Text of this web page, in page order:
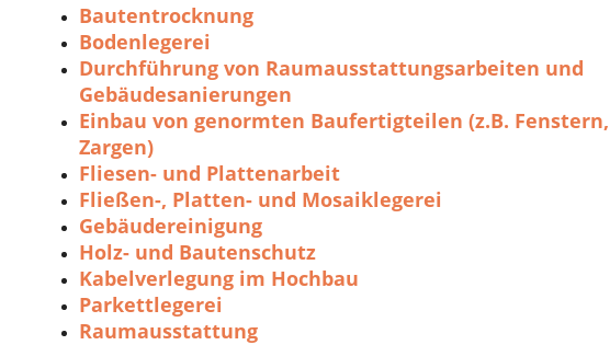
Bautentrocknung
Bodenlegerei
Durchführung von Raumausstattungsarbeiten und
Gebäudesanierungen
Einbau von genormten Baufertigteilen (z.B.
Zargen)
Fliesen- und Plattenarbeit
Fließen-, Platten- und Mosaiklegerei
Gebäudereinigung
Holz- und Bautenschutz
Kabelverlegung im Hochbau
Parkettlegerei
Raumausstattung